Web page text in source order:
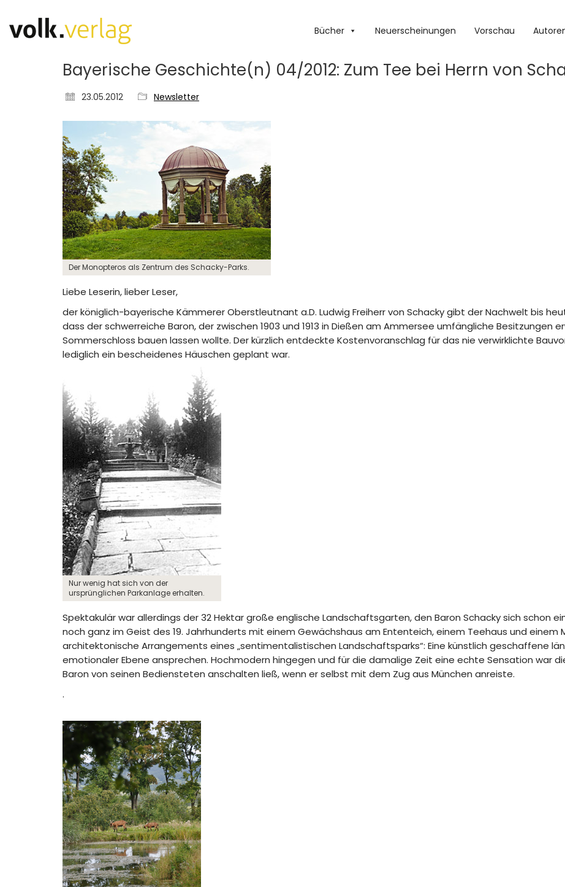
Bücher Neuerscheinungen Vorschau
Bayerische Geschichte(n) 04/2012: Zum Tee bei Herrn von
23.05.2012 Newsletter
Der Monopteros als Zentrum des Schacky-Parks.
Liebe Leserin, lieber Leser,
der königlich-bayerische Kämmerer Oberstleutnant a.D. Ludwig Freiherr von Schacky gibt der Nachwelt bis
dass der schwerreiche Baron, der zwischen 1903 und 1913 in Dießen am Ammersee umfängliche Besitzungen
Sommerschloss bauen lassen wollte. Der kürzlich entdeckte Kostenvoranschlag für das nie verwirklichte
lediglich ein bescheidenes Häuschen geplant war.
Nur wenig hat sich von der
ursprünglichen Parkanlage erhalten.
Spektakulär war allerdings der 32 Hektar große englische Landschaftsgarten, den Baron Schacky sich schon
noch ganz im Geist des 19. Jahrhunderts mit einem Gewächshaus am Ententeich, einem Teehaus und
architektonische Arrangements eines „sentimentalistischen Landschaftsparks“: Eine künstlich geschaffene
emotionaler Ebene ansprechen. Hochmodern hingegen und für die damalige Zeit eine echte Sensation war
Baron von seinen Bediensteten anschalten ließ, wenn er selbst mit dem Zug aus München anreiste.
.